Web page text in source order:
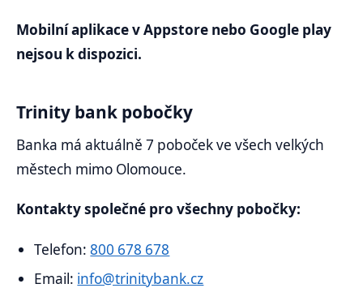
Mobilní aplikace v Appstore nebo Google play
nejsou k dispozici.
Trinity bank pobočky
Banka má aktuálně 7 poboček ve všech velkých
městech mimo Olomouce.
Kontakty společné pro všechny pobočky:
Telefon:800 678 678
Email: info@trinitybank.cz